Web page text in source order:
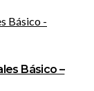
Básico –